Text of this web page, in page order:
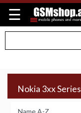
☰
Nokia 3xx Series